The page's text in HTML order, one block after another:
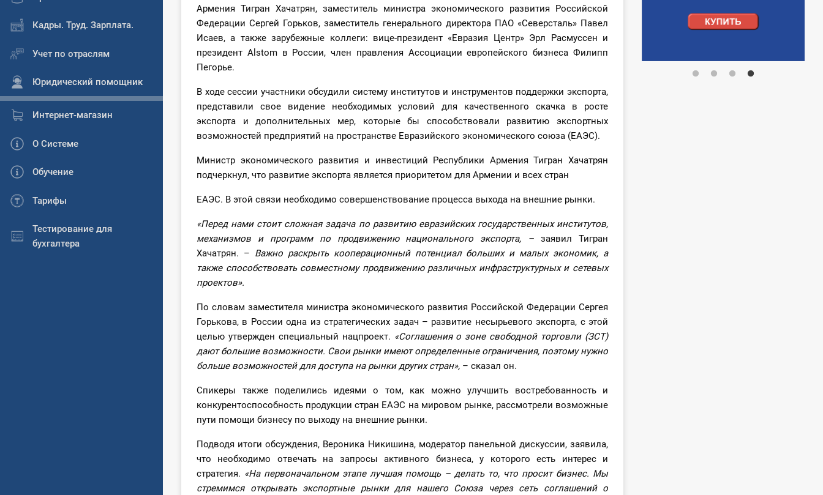
Кадры. Труд. Зарплата.
Учет по отраслям
Юридический помощник
Интернет-магазин
О Системе
Обучение
Тарифы
Тестирование для
бухгалтера
Армения Тигран Хачатрян, заместитель министра экономического развития Российской
Федерации Сергей Горьков, заместитель генерального директора ПАО «Северсталь» Павел
Исаев, а также зарубежные коллеги: вице-президент «Евразия Центр» Эрл Расмуссен и
президент Alstom в России, член правления Ассоциации европейского бизнеса Филипп
Пегорье.
В ходе сессии участники обсудили систему институтов и инструментов поддержки экспорта,
представили свое видение необходимых условий для качественного скачка в росте
экспорта и дополнительных мер, которые бы способствовали развитию экспортных
возможностей предприятий на пространстве Евразийского экономического союза (ЕАЭС).
Министр экономического развития и инвестиций Республики Армения Тигран Хачатрян
подчеркнул, что развитие экспорта является приоритетом для Армении и всех стран
ЕАЭС. В этой связи необходимо совершенствование процесса выхода на внешние рынки.
«Перед нами стоит сложная задача по развитию евразийских государственных институтов,
механизмов и программ по продвижению национального экспорта, –заявил Тигран
Хачатрян. – Важно раскрыть кооперационный потенциал больших и малых экономик, а
также способствовать совместному продвижению различных инфраструктурных и сетевых
проектов».
По словам заместителя министра экономического развития Российской Федерации Сергея
Горькова, в России одна из стратегических задач – развитие несырьевого экспорта, с этой
целью утвержден специальный нацпроект. «Соглашения о зоне свободной торговли (ЗСТ)
дают большие возможности. Свои рынки имеют определенные ограничения, поэтому нужно
больше возможностей для доступа на рынки других стран», – сказал он.
Спикеры также поделились идеями о том, как можно улучшить востребованность и
конкурентоспособность продукции стран ЕАЭС на мировом рынке, рассмотрели возможные
пути помощи бизнесу по выходу на внешние рынки.
Подводя итоги обсуждения, Вероника Никишина, модератор панельной дискуссии, заявила,
что необходимо отвечать на запросы активного бизнеса, у которого есть интерес и
стратегия. «На первоначальном этапе лучшая помощь – делать то, что просит бизнес. Мы
стремимся открывать экспортные рынки для нашего Союза через сеть соглашений о